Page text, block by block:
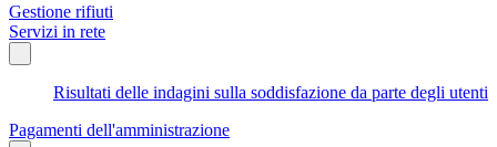
Gestione rifiuti
Servizi in rete
Risultati delle indagini sulla soddisfazione da parte degli utenti
Pagamenti dell'amministrazione